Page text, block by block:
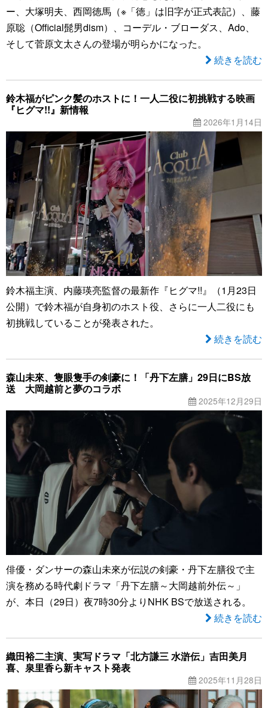
ー、大塚明夫、西岡徳馬（※「徳」は旧字が正式表記）、藤
原聡（Official髭男dism）、コーデル・ブローダス、Ado、
そして菅原文太さんの登場が明らかになった。
続きを読む
鈴木福がピンク髪のホストに！一人二役に初挑戦する映画
『ヒグマ!!』新情報
2026年1月14日
鈴木福主演、内藤瑛亮監督の最新作『ヒグマ!!』（1月23日
公開）で鈴木福が自身初のホスト役、さらに一人二役にも
初挑戦していることが発表された。
続きを読む
森山未來、隻眼隻手の剣豪に！「丹下左膳」29日にBS放
送 大岡越前と夢のコラボ
2025年12月29日
俳優・ダンサーの森山未來が伝説の剣豪・丹下左膳役で主
演を務める時代劇ドラマ「丹下左膳～大岡越前外伝～」
が、本日（29日）夜7時30分よりNHK BSで放送される。
続きを読む
織田裕二主演、実写ドラマ「北方謙三 水滸伝」吉田美月
喜、泉里香ら新キャスト発表
2025年11月28日